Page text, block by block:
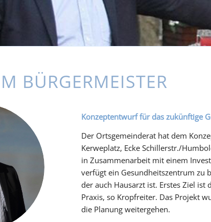
BÜRGERMEISTER
Konzeptentwurf für das
Der Ortsgemeinderat hat dem
Kerweplatz, Ecke Schillerstr./
in Zusammenarbeit mit einem
verfügt ein Gesundheitszentrum zu
der auch Hausarzt ist. Erstes Ziel
Praxis, so Kropfreiter. Das Projekt
die Planung weitergehen.